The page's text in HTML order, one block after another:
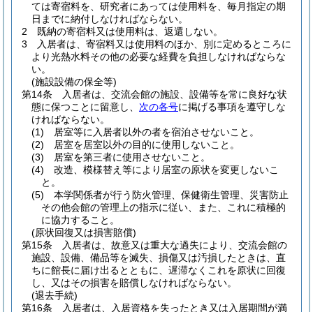
ては寄宿料を、研究者にあっては使用料を、毎月指定の期
日までに納付しなければならない。
2
既納の寄宿料又は使用料は、返還しない。
3
入居者は、寄宿料又は使用料のほか、別に定めるところに
より光熱水料その他の必要な経費を負担しなければならな
い。
(施設設備の保全等)
第14条
入居者は、交流会館の施設、設備等を常に良好な状
態に保つことに留意し、 次の各号に掲げる事項を遵守しな
ければならない。
(1)
居室等に入居者以外の者を宿泊させないこと。
(2)
居室を居室以外の目的に使用しないこと。
(3)
居室を第三者に使用させないこと。
(4)
改造、模様替え等により居室の原状を変更しないこ
と。
(5)
本学関係者が行う防火管理、保健衛生管理、災害防止
その他会館の管理上の指示に従い、また、これに積極的
に協力すること。
(原状回復又は損害賠償)
第15条
入居者は、故意又は重大な過失により、交流会館の
施設、設備、備品等を滅失、損傷又は汚損したときは、直
ちに館長に届け出るとともに、遅滞なくこれを原状に回復
し、又はその損害を賠償しなければならない。
(退去手続)
第16条
入居者は、入居資格を失ったとき又は入居期間が満